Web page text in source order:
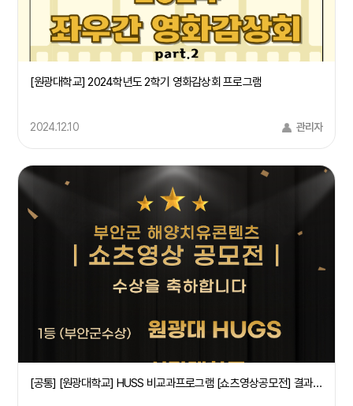
[원광대학교] 2024학년도 2학기 영화감상회 프로그램
2024.12.10 관리자
[공통] [원광대학교] HUSS 비교과프로그램 [쇼츠영상공모전] 결과 공지